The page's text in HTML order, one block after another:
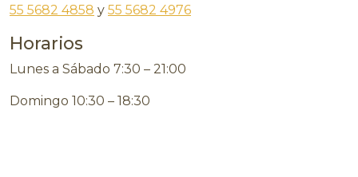
55 5682 4858 y 55 5682 4976
Horarios
Lunes a Sábado 7:30 – 21:00
Domingo 10:30 – 18:30